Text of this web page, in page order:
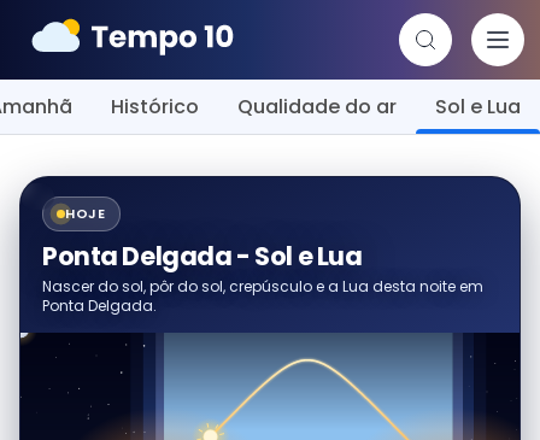
Histórico Qualidade do ar Sol e Lua
HOJE
Ponta Delgada - Sol e Lua
Nascer do sol, pôr do sol, crepúsculo e a Lua desta noite em
Ponta Delgada.